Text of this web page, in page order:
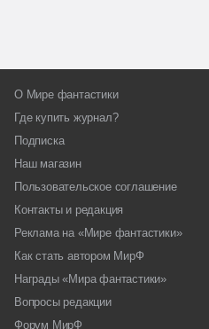
О Мире фантастики
Где купить журнал?
Подписка
Наш магазин
Пользовательское соглашение
Контакты и редакция
Реклама на «Мире фантастики»
Как стать автором МирФ
Награды «Мира фантастики»
Вопросы редакции
Форум МирФ